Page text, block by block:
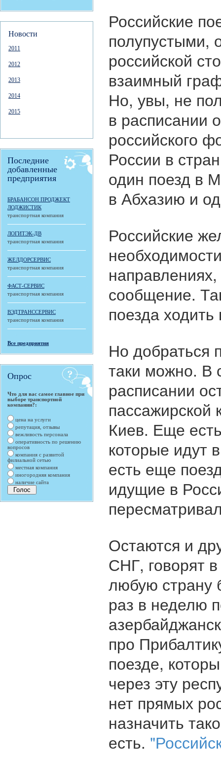
Новости
2011
2012
2013
2014
2015
Последние
добавленные
предприятия
БРАБАНСОН ПРОДЖЕКТ
ЛОДЖИСТИК
транспортная компания
ЛОГИТЭК-ДВ
транспортная компания
ЖЕЛДОРСЕРВИС
транспортная компания
ФАСТ-СЕРВИС
транспортная компания
ВЭДТРАНССЕРВИС
транспортная компания
Все предприятия
Опрос
Что для вас самое главное при
выборе транспортной
компании?:
цена на услуги
репутация, отзывы
вежливость персонала
оперативность по решению
вопросов
компания с развитой
филиальной сетью
местная компания
иногородняя компания
наличие сайта
Российские
полупустыми,
российской
взаимный
Но, увы, не
в расписании
российского
России в
один поезд в
в Абхазию и
Российские
сообщение.
поезда
Но добраться
таки можно. В
расписании
Киев. Еще
которые идут
есть еще
идущие в
Остаются и
СНГ, говорят
любую страну
раз в неделю
про
поезде,
через эту
нет прямых
назначить
есть.